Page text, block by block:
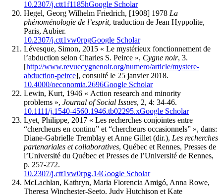
10.2307/j.ctt1f1185hGoogle Scholar
Hegel, Georg Wilhelm Friedrich, [1908] 1978 La
phénoménologie de l’esprit, traduction de Jean Hyppolite,
Paris, Aubier.
10.2307/j.ctt1vw0rpgGoogle Scholar
Lévesque, Simon, 2015 « Le mystérieux fonctionnement de
l’abduction selon Charles S. Peirce », Cygne noir, 3.
[http://www.revuecygnenoir.org/numero/article/mystere-
abduction-peirce], consulté le 25 janvier 2018.
10.4000/oeconomia.2696Google Scholar
Lewin, Kurt, 1946 « Action research and minority
problems », Journal of Social Issues, 2, 4: 34-46.
10.1111/j.1540-4560.1946.tb02295.xGoogle Scholar
Lyet, Philippe, 2017 « Les recherches conjointes entre
“chercheurs en continu” et “chercheurs occasionnels” », dans:
Diane-Gabrielle Tremblay et Anne Gillet (dir.), Les recherches
partenariales et collaboratives, Québec et Rennes, Presses de
l’Université du Québec et Presses de l’Université de Rennes,
p. 257-272.
10.2307/j.ctt1vw0rpg.14Google Scholar
McLachlan, Kathryn, Maria Florencia Amigó, Anna Rowe,
Theresa Winchester-Seeto, Judy Hutchison et Kate